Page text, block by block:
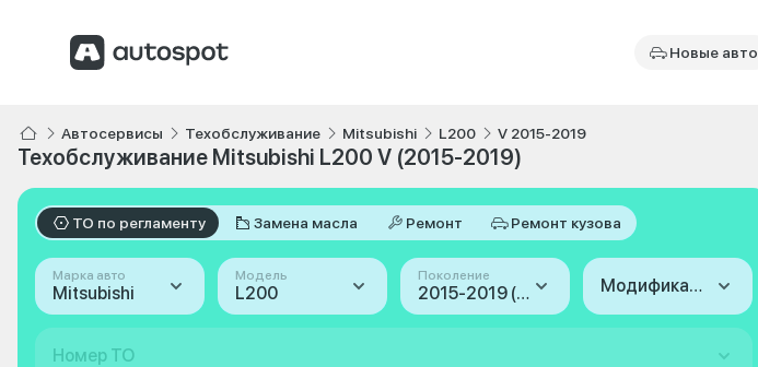
Новые авто
Автосервисы Техобслуживание Mitsubishi L200 V 2015-2019
Техобслуживание Mitsubishi L200 V (2015-2019)
ТО по регламенту Замена масла Ремонт Ремонт кузова
Марка авто
Mitsubishi
Модель
L200
Поколение
2015-2019 (V) Модификация
Номер ТО